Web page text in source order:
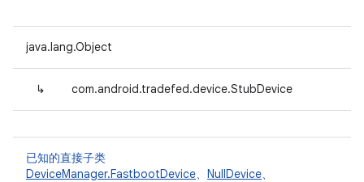
java.lang.Object
↳ com.android.tradefed.device.StubDevice
已知的直接子类
DeviceManager.FastbootDevice、 NullDevice、